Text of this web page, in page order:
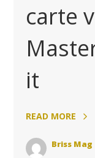
carte
it
READ MORE
Briss Mag